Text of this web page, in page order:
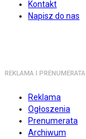
Kontakt
Napisz do nas
REKLAMA I PRENUMERATA
Reklama
Ogłoszenia
Prenumerata
Archiwum